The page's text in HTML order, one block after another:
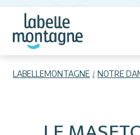
LABELLEMONTAGNE NOTRE